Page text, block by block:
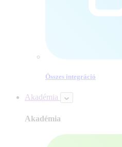
Összes integráció
Akadémia
Akadémia